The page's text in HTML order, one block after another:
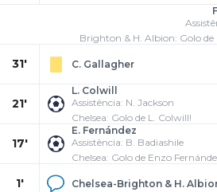
Brighton & H. Albion: Golo
31' C. Gallagher
21'
L. Colwill
Assistência: N. Jackson
Chelsea: Golo de L. Colwill!
17'
E. Fernández
Assistência: B. Badiashile
Chelsea: Golo de Enzo
1' Chelsea-Brighton & H.